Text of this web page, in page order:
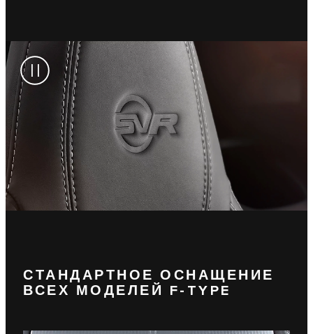
СТАНДАРТНОЕ ОСНАЩЕНИЕ
ВСЕХ МОДЕЛЕЙ F-TYPE